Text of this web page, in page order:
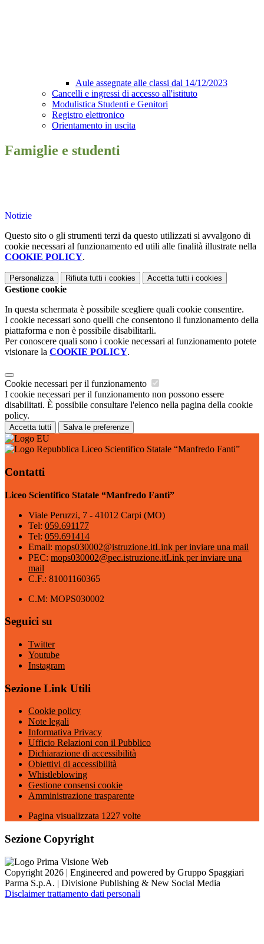
Aule assegnate alle classi dal 14/12/2023
Cancelli e ingressi di accesso all'istituto
Modulistica Studenti e Genitori
Registro elettronico
Orientamento in uscita
Famiglie e studenti
Notizie
Questo sito o gli strumenti terzi da questo utilizzati si avvalgono di
cookie necessari al funzionamento ed utili alle finalità illustrate nella
COOKIE POLICY.
Personalizza Rifiuta tutti i cookies Accetta tutti i cookies
Gestione cookie
In questa schermata è possibile scegliere quali cookie consentire.
I cookie necessari sono quelli che consentono il funzionamento della
piattaforma e non è possibile disabilitarli.
Per conoscere quali sono i cookie necessari al funzionamento potete
visionare la COOKIE POLICY.
Cookie necessari per il funzionamento
I cookie necessari per il funzionamento non possono essere
disabilitati. È possibile consultare l'elenco nella pagina della cookie
policy.
Accetta tutti Salva le preferenze
Liceo Scientifico Statale “Manfredo Fanti”
Contatti
Liceo Scientifico Statale “Manfredo Fanti”
Viale Peruzzi, 7 - 41012 Carpi (MO)
Tel: 059.691177
Tel: 059.691414
Email: mops030002@istruzione.itLink per inviare una mail
PEC: mops030002@pec.istruzione.itLink per inviare una
mail
C.F.: 81001160365
C.M: MOPS030002
Seguici su
Twitter
Youtube
Instagram
Sezione Link Utili
Cookie policy
Note legali
Informativa Privacy
Ufficio Relazioni con il Pubblico
Dichiarazione di accessibilità
Obiettivi di accessibilità
Whistleblowing
Gestione consensi cookie
Amministrazione trasparente
Pagina visualizzata 1227 volte
Sezione Copyright
Copyright 2026 | Engineered and powered by Gruppo Spaggiari
Parma S.p.A. | Divisione Publishing & New Social Media
Disclaimer trattamento dati personali